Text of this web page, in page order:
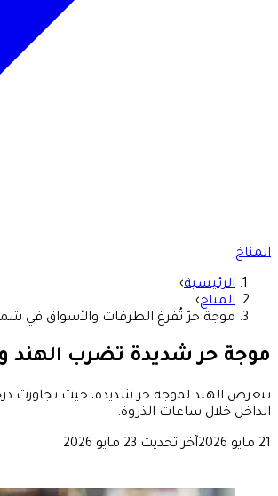
المناخ
الرئيسية›
المناخ›
موجة حرّ تُفرغ الطرقات والأسواق في
موجة حر شديدة تضرب الهند
الداخل خلال ساعات الذروة.
21 مايو 2026 آخر تحديث 23 مايو 2026